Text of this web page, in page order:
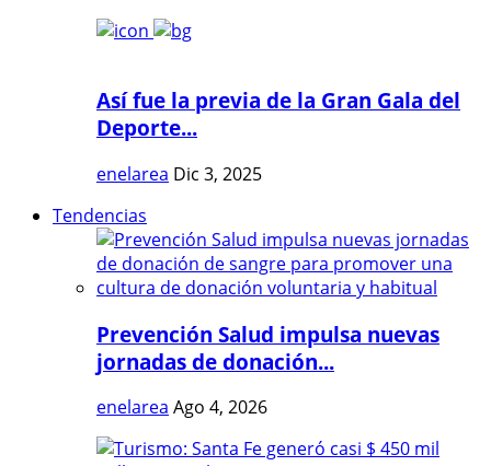
Así fue la previa de la Gran Gala del
Deporte...
enelarea Dic 3, 2025
Tendencias
Prevención Salud impulsa nuevas
jornadas de donación...
enelarea Ago 4, 2026